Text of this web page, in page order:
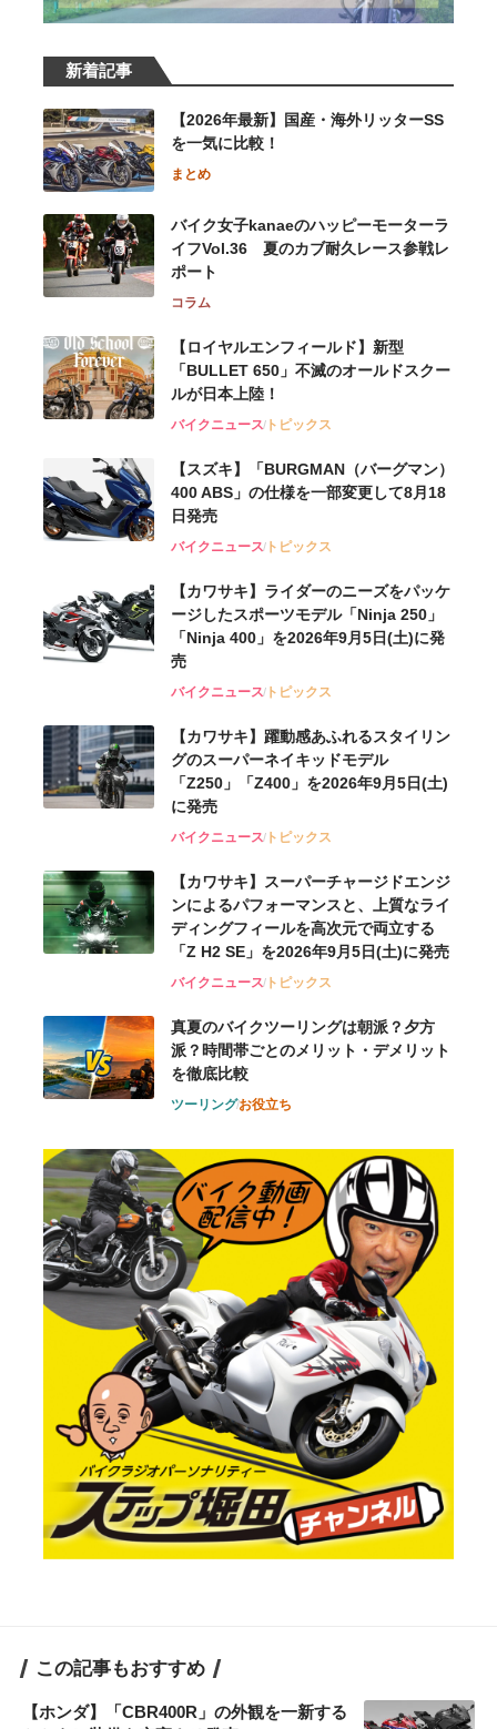
新着記事
【2026年最新】国産・海外リッターSS
を一気に比較！
まとめ
バイク女子kanaeのハッピーモーターラ
イフVol.36 夏のカブ耐久レース参戦レ
ポート
コラム
【ロイヤルエンフィールド】新型
「BULLET 650」不滅のオールドスクー
ルが⽇本上陸！
バイクニューストピックス
【スズキ】「BURGMAN（バーグマン）
400 ABS」の仕様を一部変更して8月18
日発売
バイクニューストピックス
【カワサキ】ライダーのニーズをパッケ
ージしたスポーツモデル「Ninja 250」
「Ninja 400」を2026年9月5日(土)に発
売
バイクニューストピックス
【カワサキ】躍動感あふれるスタイリン
グのスーパーネイキッドモデル
「Z250」「Z400」を2026年9月5日(土)
に発売
バイクニューストピックス
【カワサキ】スーパーチャージドエンジ
ンによるパフォーマンスと、上質なライ
ディングフィールを高次元で両立する
「Z H2 SE」を2026年9月5日(土)に発売
バイクニューストピックス
真夏のバイクツーリングは朝派？夕方
派？時間帯ごとのメリット・デメリット
を徹底比較
ツーリングお役立ち
この記事もおすすめ
【ホンダ】「CBR400R」の外観を一新する